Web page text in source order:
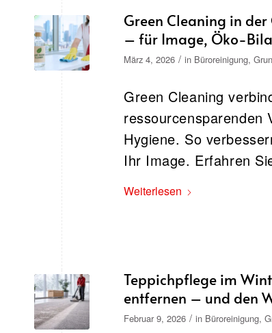
Green Cleaning in
– für Image, Öko-
März 4, 2026 / in Büroreinigung,
Green Cleaning
ressourcensparenden
Hygiene. So
Ihr Image. Erfahren
Weiterlesen
Teppichpflege im
entfernen – und den
Februar 9, 2026 / in Büroreinigung,